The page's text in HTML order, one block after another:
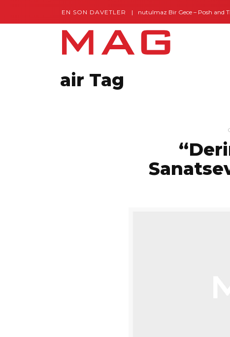
EN SON DAVETLER
Gaziantep’te Unutulmaz Bir Gece – Posh and
air Tag